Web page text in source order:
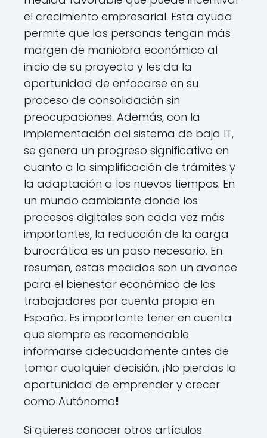
el crecimiento empresarial. Esta ayuda
permite que las personas tengan más
margen de maniobra económico al
inicio de su proyecto y les da la
oportunidad de enfocarse en su
proceso de consolidación sin
preocupaciones. Además, con la
implementación del sistema de baja IT,
se genera un progreso significativo en
cuanto a la simplificación de trámites y
la adaptación a los nuevos tiempos. En
un mundo cambiante donde los
procesos digitales son cada vez más
importantes, la reducción de la carga
burocrática es un paso necesario. En
resumen, estas medidas son un avance
para el bienestar económico de los
trabajadores por cuenta propia en
España. Es importante tener en cuenta
que siempre es recomendable
informarse adecuadamente antes de
tomar cualquier decisión. ¡No pierdas la
oportunidad de emprender y crecer
como Autónomo!
Si quieres conocer otros artículos